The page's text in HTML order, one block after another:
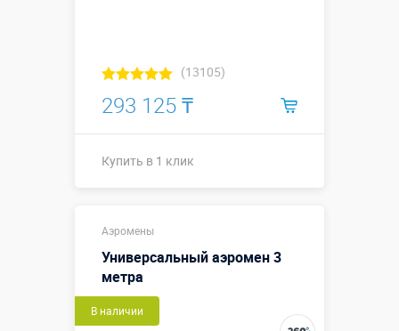
(13105)
293 125 ₸
Купить в 1 клик
Аэромены
Универсальный аэромен 3
метра
В наличии